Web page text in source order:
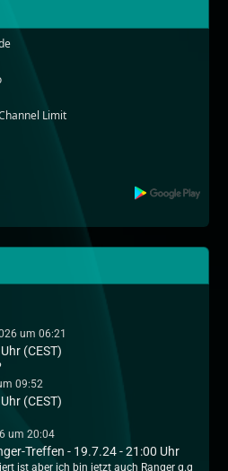
Limit
um 06:21
(CEST)
09:52
(CEST)
um 20:04
Treffen - 19.7.24 - 21:00 Uhr
ist aber ich bin jetzt auch Ranger q.q